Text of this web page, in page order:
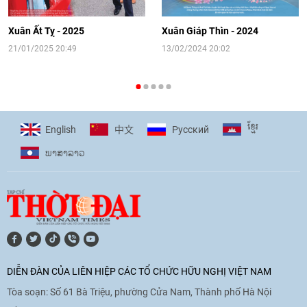
hướng tới kết nối hiệu quả nguồn lực
người Việt Nam ở nước ngoài
16:58|10/06/2026
phó với biến đổi khí hậu
17:07|09/06/2026
[Video] Lào dành ưu tiên hàng đầu cho
quan hệ với Việt Nam
11:01 |09/06/2026
[Video] Doanh nghiệp Hoa Kỳ hỗ trợ
Xuân Ất Tỵ - 2025
21/01/2025 20:49
Xuân Giáp Thìn - 2024
13/02/2024 20:02
English 中文 Pусский ខ្មែរ
ພາ​ສາ​ລາວ
DIỄN ĐÀN CỦA LIÊN HIỆP CÁC TỔ CHỨC HỮU NGHỊ VIỆT NAM
Tòa soạn: Số 61 Bà Triệu, phường Cửa Nam, Thành phố Hà Nội